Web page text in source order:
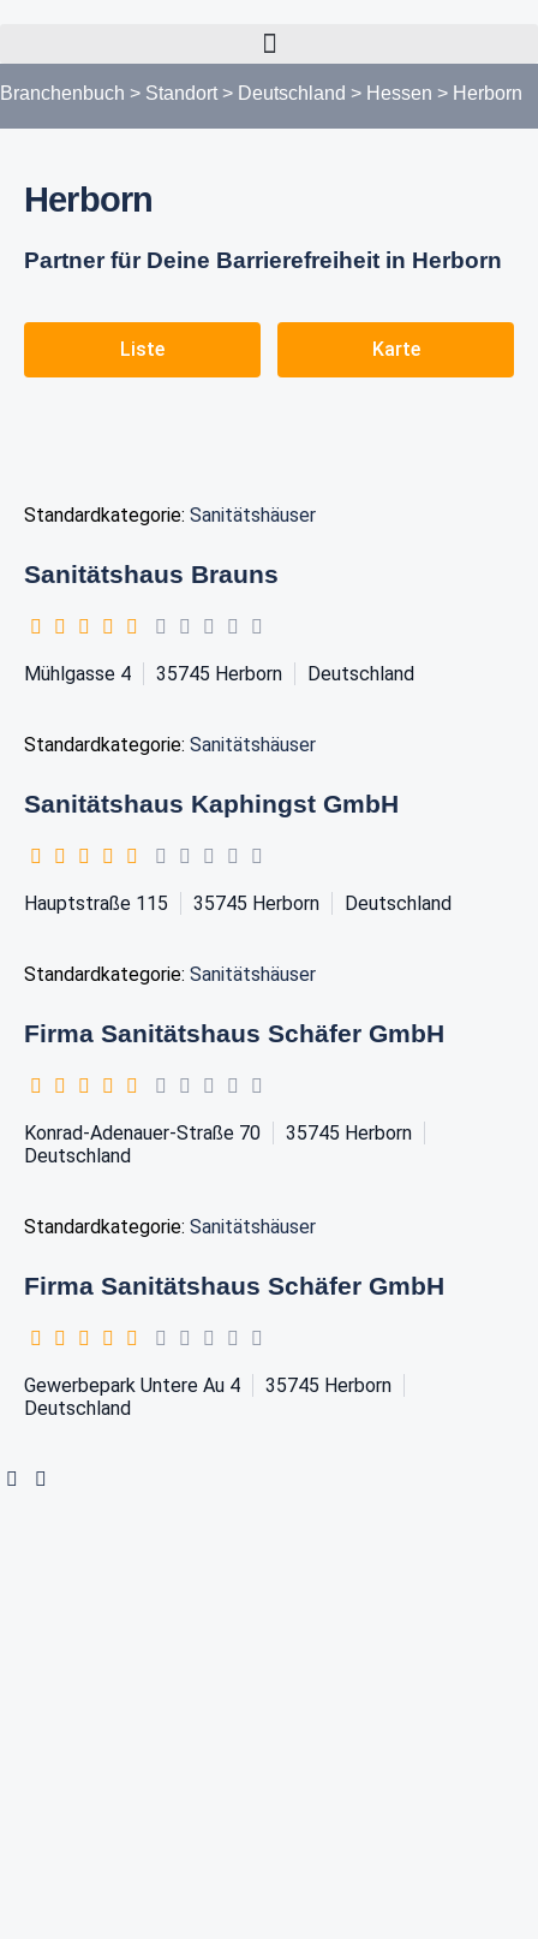
Branchenbuch > Standort > Deutschland > Hessen > Herborn
Herborn
Partner für Deine Barrierefreiheit in Herborn
Liste Karte
Standardkategorie: Sanitätshäuser
Sanitätshaus Brauns
Mühlgasse 4 35745 Herborn Deutschland
Standardkategorie: Sanitätshäuser
Sanitätshaus Kaphingst GmbH
Hauptstraße 115 35745 Herborn Deutschland
Standardkategorie: Sanitätshäuser
Firma Sanitätshaus Schäfer GmbH
Konrad-Adenauer-Straße 70 35745 Herborn
Deutschland
Standardkategorie: Sanitätshäuser
Firma Sanitätshaus Schäfer GmbH
Gewerbepark Untere Au 4 35745 Herborn
Deutschland